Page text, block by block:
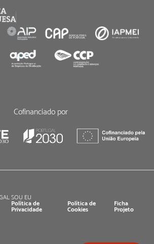
Cofinanciado por
SOU EU
Política de
Privacidade
Política de
Cookies
Ficha
Projeto